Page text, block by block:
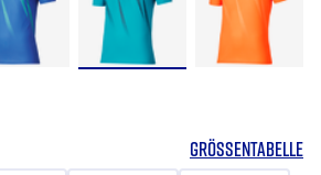
GRÖSSENTABELLE